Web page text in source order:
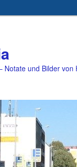
Notate und Bilder von